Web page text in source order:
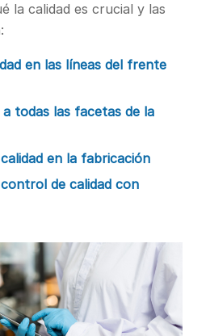
la calidad es crucial y las
en las líneas del frente
todas las facetas de la
en la fabricación
de calidad con